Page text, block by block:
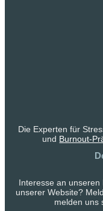
Die Experten für
und Burnout-
Interesse an
unserer Website?
melden uns